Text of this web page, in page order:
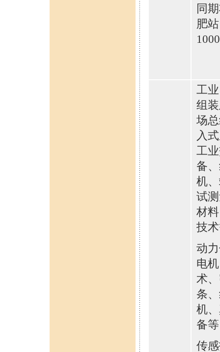
同
肥
工
组
场
入
工
备
机
试
材
技
动
电
术
条
机
备等
传